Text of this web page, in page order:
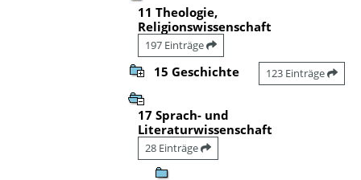
11 Theologie,
Religionswissenschaft
197 Einträge
15 Geschichte 123 Einträge
17 Sprach- und
Literaturwissenschaft
28 Einträge